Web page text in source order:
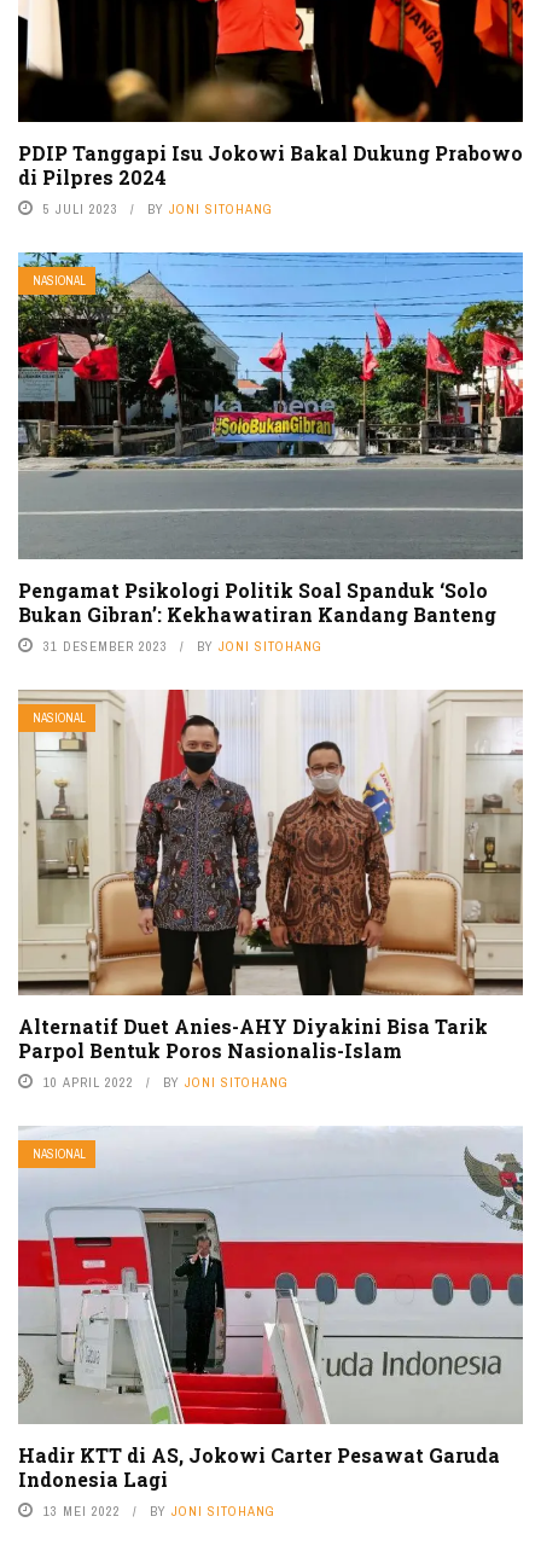
PDIP Tanggapi Isu Jokowi Bakal Dukung Prabowo
di Pilpres 2024
5 JULI 2023 BY JONI SITOHANG
NASIONAL
Pengamat Psikologi Politik Soal Spanduk ‘Solo
Bukan Gibran’: Kekhawatiran Kandang Banteng
31 DESEMBER 2023 BY JONI SITOHANG
NASIONAL
Alternatif Duet Anies-AHY Diyakini Bisa Tarik
Parpol Bentuk Poros Nasionalis-Islam
10 APRIL 2022 BY JONI SITOHANG
NASIONAL
Hadir KTT di AS, Jokowi Carter Pesawat Garuda
Indonesia Lagi
13 MEI 2022 BY JONI SITOHANG